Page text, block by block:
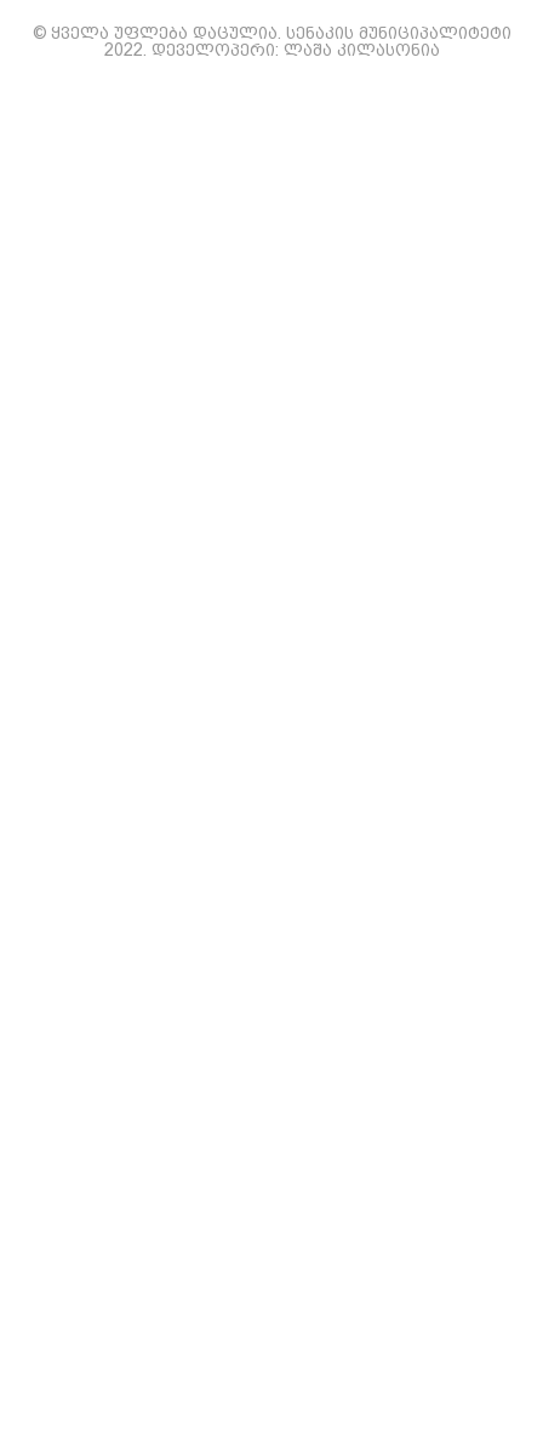
© ყველა უფლება დაცულია. სენაკის მუნიციპალიტეტი
2022. დეველოპერი: ლაშა კილასონია